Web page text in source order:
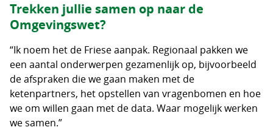
Trekken jullie samen op naar de
Omgevingswet?
“Ik noem het de Friese aanpak. Regionaal pakken we
een aantal onderwerpen gezamenlijk op, bijvoorbeeld
de afspraken die we gaan maken met de
ketenpartners, het opstellen van vragenbomen en hoe
we om willen gaan met de data. Waar mogelijk werken
we samen.”